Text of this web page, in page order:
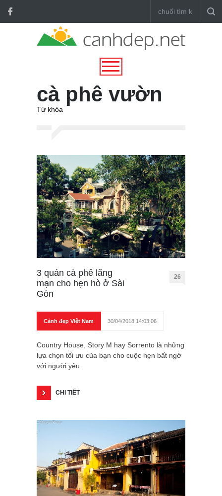
cà phê vườn
Từ khóa
3 quán cà phê lãng
mạn cho hẹn hò ở Sài
Gòn
26
Cảnh đẹp Việt Nam 30/04/2018 14:03:06
Country House, Story M hay Sorrento là những
lựa chọn tối ưu của bạn cho cuộc hẹn bất ngờ
với người yêu.
CHI TIẾT